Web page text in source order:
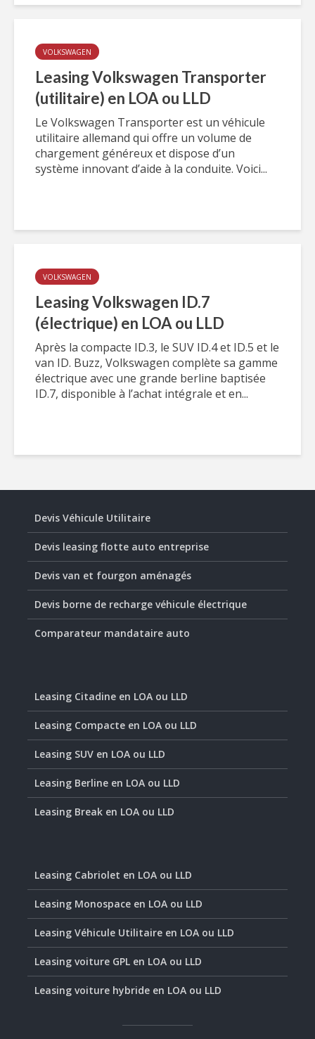
VOLKSWAGEN
Leasing Volkswagen Transporter
(utilitaire) en LOA ou LLD
Le Volkswagen Transporter est un véhicule
utilitaire allemand qui offre un volume de
chargement généreux et dispose d’un
système innovant d’aide à la conduite. Voici...
VOLKSWAGEN
Leasing Volkswagen ID.7
(électrique) en LOA ou LLD
Après la compacte ID.3, le SUV ID.4 et ID.5 et le
van ID. Buzz, Volkswagen complète sa gamme
électrique avec une grande berline baptisée
ID.7, disponible à l’achat intégrale et en...
Devis Véhicule Utilitaire
Devis leasing flotte auto entreprise
Devis van et fourgon aménagés
Devis borne de recharge véhicule électrique
Comparateur mandataire auto
Leasing Citadine en LOA ou LLD
Leasing Compacte en LOA ou LLD
Leasing SUV en LOA ou LLD
Leasing Berline en LOA ou LLD
Leasing Break en LOA ou LLD
Leasing Cabriolet en LOA ou LLD
Leasing Monospace en LOA ou LLD
Leasing Véhicule Utilitaire en LOA ou LLD
Leasing voiture GPL en LOA ou LLD
Leasing voiture hybride en LOA ou LLD